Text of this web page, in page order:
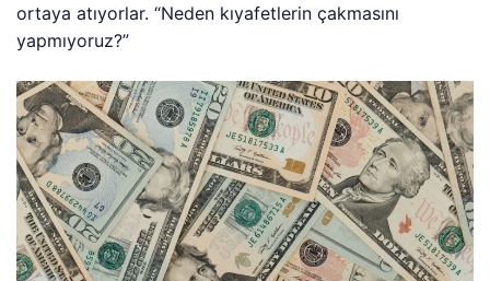
ortaya atıyorlar. “Neden kıyafetlerin çakmasını
yapmıyoruz?”